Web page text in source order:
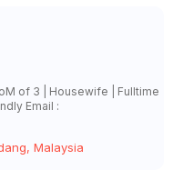
of 3 | Housewife | Fulltime
Email :
Malaysia